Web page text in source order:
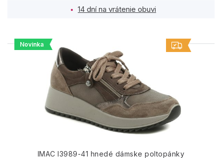
14 dní na vrátenie obuvi
PODOBNÉ PRODUKTY
Novinka
IMAC I3989-41 hnedé dámske poltopánky